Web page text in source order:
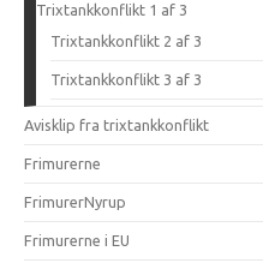
Trixtankkonflikt 1 af 3
Trixtankkonflikt 2 af 3
Trixtankkonflikt 3 af 3
Avisklip fra trixtankkonflikt
Frimurerne
FrimurerNyrup
Frimurerne i EU